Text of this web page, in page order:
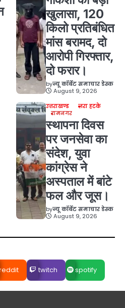
खुलासा, 120
किलो प्रतिबंधित
मांस बरामद, दो
आरोपी गिरफ्तार,
दो फरार।
byन्यू कॉर्बेट समाचार डेस्क
August 9, 2026
उत्तराखण्ड
ज़रा हटके
रामनगर
स्थापना दिवस
पर जनसेवा का
संदेश, युवा
कांग्रेस ने
अस्पताल में बांटे
फल और जूस।
byन्यू कॉर्बेट समाचार डेस्क
August 9, 2026
twitch spotify